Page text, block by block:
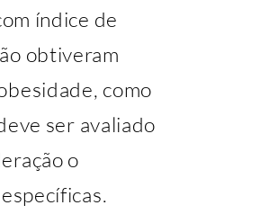
índice de
obtiveram
como
ser avaliado
o